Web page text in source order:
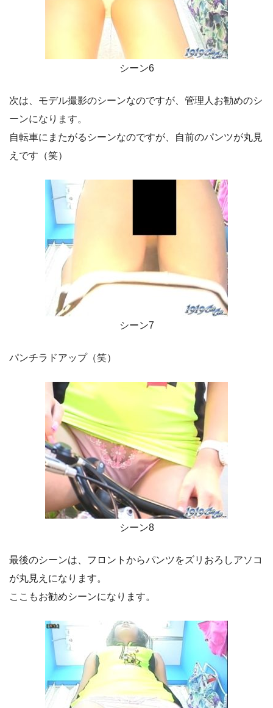
シーン6
次は、モデル撮影のシーンなのですが、管理人お勧めのシ
ーンになります。
自転車にまたがるシーンなのですが、自前のパンツが丸見
えです（笑）
シーン7
パンチラドアップ（笑）
シーン8
最後のシーンは、フロントからパンツをズリおろしアソコ
が丸見えになります。
ここもお勧めシーンになります。